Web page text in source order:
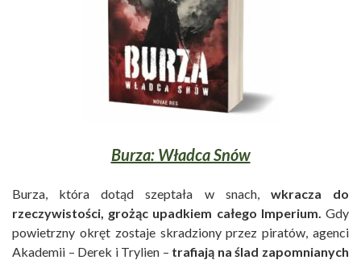
Burza: Władca Snów
Burza, która dotąd szeptała w snach, wkracza do
rzeczywistości, grożąc upadkiem całego Imperium. Gdy
powietrzny okręt zostaje skradziony przez piratów, agenci
Akademii – Derek i Trylien – trafiają na ślad zapomnianych